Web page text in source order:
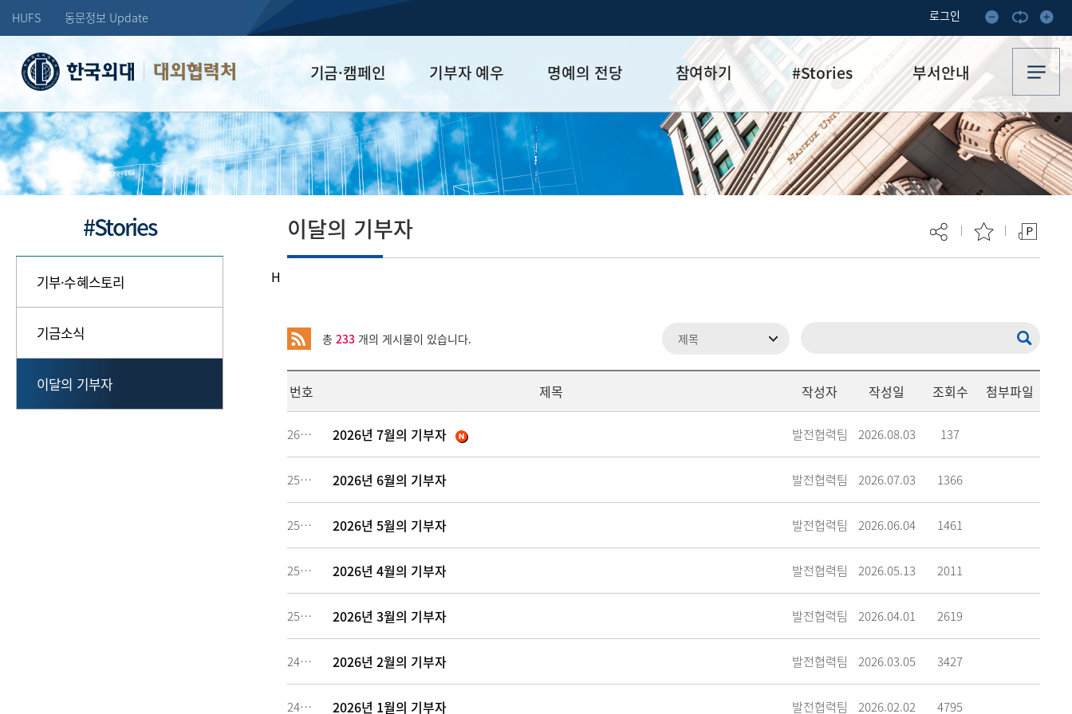
HUFS 동문정보 Update 로그인
대외협력처 기금·캠페인
학교발전기금
장학기금
선배드림 장학금
기부자 예우
예우 프로그램
세제 혜택
명예의 전당
HUFS Honor
Diamond Club
Platinum Club
참여하기
참여방법
기부하기
잠재기부자 추천
#Stories
기부·수혜스토리
기금소식
이달의 기부자
부서안내
업무안내
오시는 길
#Stories
기부·수혜스토리
기금소식
이달의 기부자
H
이달의 기부자
총 233개의 게시물이 있습니다.
번호 제목 작성자 작성일 조회수 첨부파일
260637 2026년 7월의 기부자 발전협력팀 2026.08.03 137
259186 2026년 6월의 기부자 발전협력팀 2026.07.03 1366
256883 2026년 5월의 기부자 발전협력팀 2026.06.04 1461
255327 2026년 4월의 기부자 발전협력팀 2026.05.13 2011
251653 2026년 3월의 기부자 발전협력팀 2026.04.01 2619
249094 2026년 2월의 기부자 발전협력팀 2026.03.05 3427
246784 2026년 1월의 기부자 발전협력팀 2026.02.02 4795